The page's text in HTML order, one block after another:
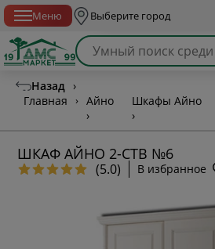
Меню Выберите город
Назад ›
Главная
› Айно
›
Шкафы Айно
›
ШКАФ АЙНО 2-СТВ №6
(5.0) В избранное